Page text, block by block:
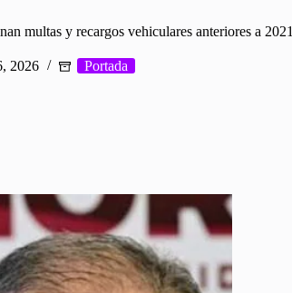
multas y recargos vehiculares anteriores a 2021
2026 Portada